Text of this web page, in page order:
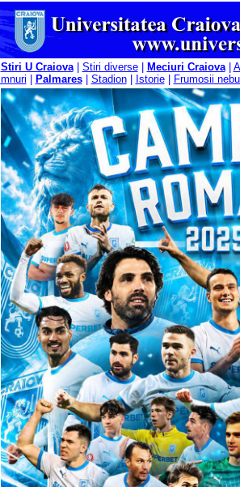
Stiri U Craiova| Stiri diverse| Meciuri Craiova|
Imnuri Palmares| Stadion| Istorie| Frumosii